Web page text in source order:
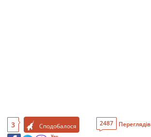
3 Сподобалося 2487 Переглядів